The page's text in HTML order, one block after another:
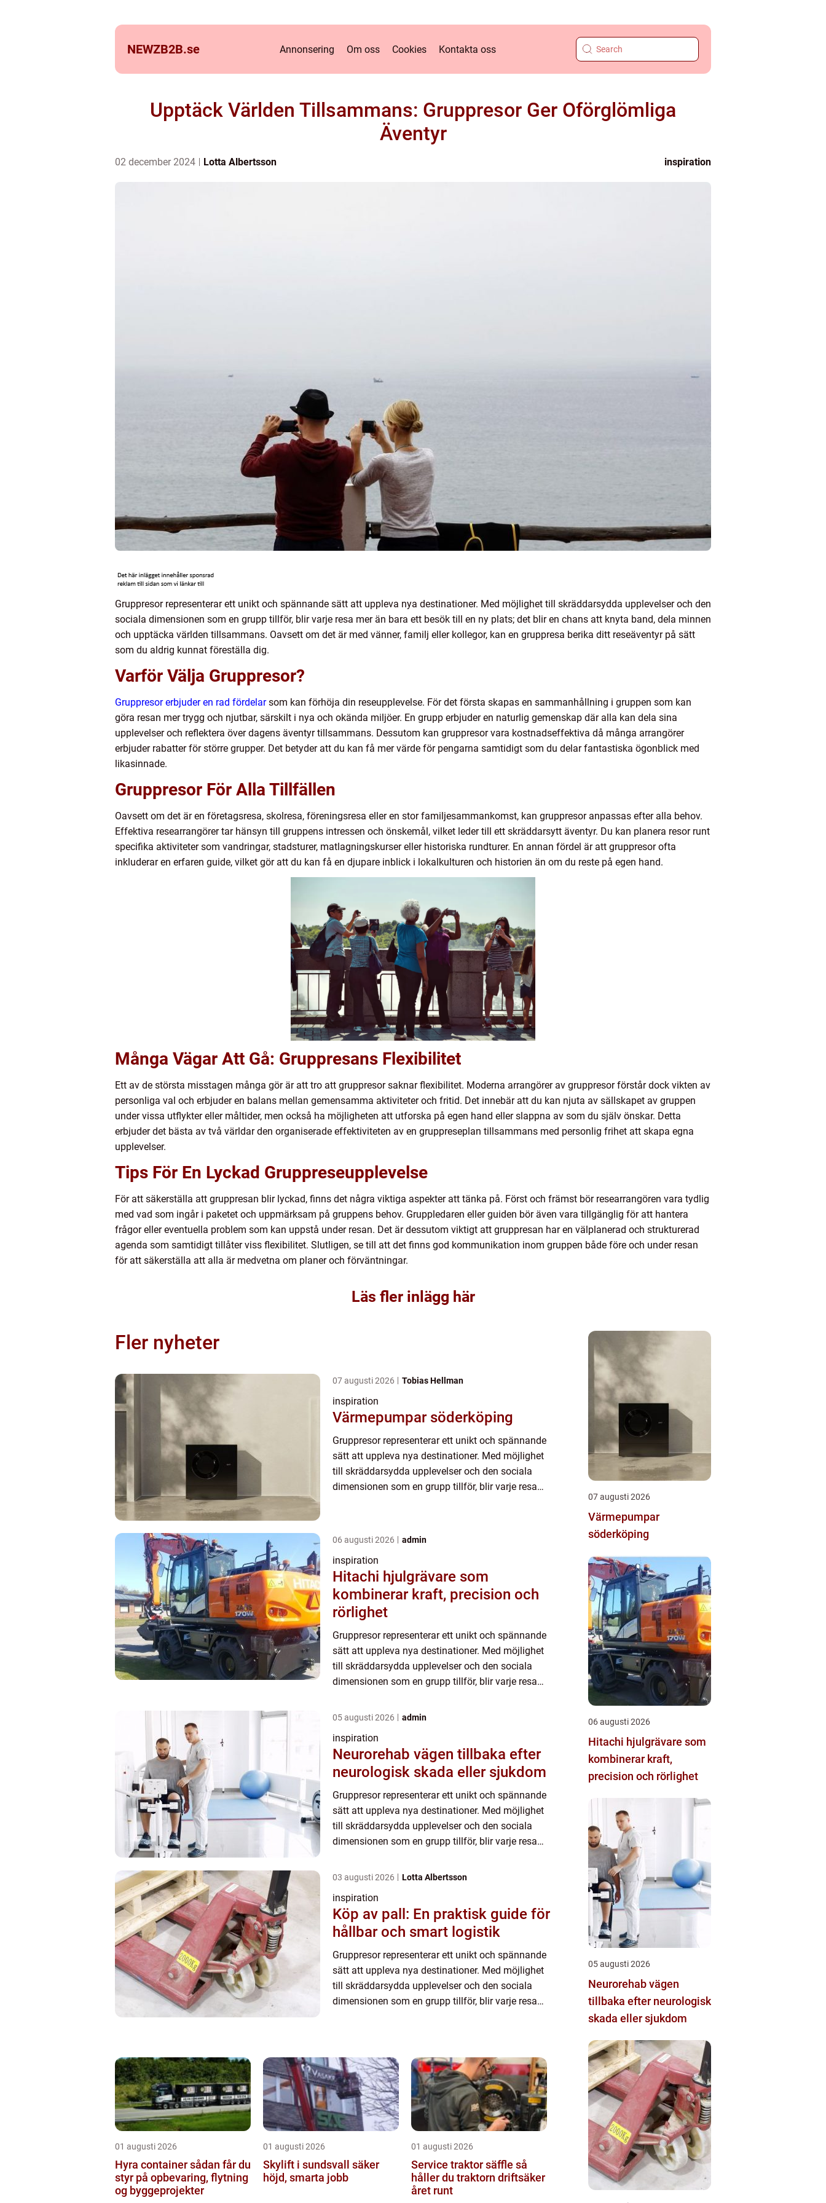
NEWZB2B.se Annonsering Om oss Cookies Kontakta oss
Upptäck Världen Tillsammans: Gruppresor Ger Oförglömliga
Äventyr
02 december 2024 Lotta Albertsson inspiration
Gruppresor representerar ett unikt och spännande sätt att uppleva nya destinationer. Med möjlighet till skräddarsydda upplevelser och den
sociala dimensionen som en grupp tillför, blir varje resa mer än bara ett besök till en ny plats; det blir en chans att knyta band, dela minnen
och upptäcka världen tillsammans. Oavsett om det är med vänner, familj eller kollegor, kan en gruppresa berika ditt reseäventyr på sätt
som du aldrig kunnat föreställa dig.
Varför Välja Gruppresor?
Gruppresor erbjuder en rad fördelarsom kan förhöja din reseupplevelse. För det första skapas en sammanhållning i gruppen som kan
göra resan mer trygg och njutbar, särskilt i nya och okända miljöer. En grupp erbjuder en naturlig gemenskap där alla kan dela sina
upplevelser och reflektera över dagens äventyr tillsammans. Dessutom kan gruppresor vara kostnadseffektiva då många arrangörer
erbjuder rabatter för större grupper. Det betyder att du kan få mer värde för pengarna samtidigt som du delar fantastiska ögonblick med
likasinnade.
Gruppresor För Alla Tillfällen
Oavsett om det är en företagsresa, skolresa, föreningsresa eller en stor familjesammankomst, kan gruppresor anpassas efter alla behov.
Effektiva researrangörer tar hänsyn till gruppens intressen och önskemål, vilket leder till ett skräddarsytt äventyr. Du kan planera resor runt
specifika aktiviteter som vandringar, stadsturer, matlagningskurser eller historiska rundturer. En annan fördel är att gruppresor ofta
inkluderar en erfaren guide, vilket gör att du kan få en djupare inblick i lokalkulturen och historien än om du reste på egen hand.
Många Vägar Att Gå: Gruppresans Flexibilitet
Ett av de största misstagen många gör är att tro att gruppresor saknar flexibilitet. Moderna arrangörer av gruppresor förstår dock vikten av
personliga val och erbjuder en balans mellan gemensamma aktiviteter och fritid. Det innebär att du kan njuta av sällskapet av gruppen
under vissa utflykter eller måltider, men också ha möjligheten att utforska på egen hand eller slappna av som du själv önskar. Detta
erbjuder det bästa av två världar den organiserade effektiviteten av en gruppreseplan tillsammans med personlig frihet att skapa egna
upplevelser.
Tips För En Lyckad Gruppreseupplevelse
För att säkerställa att gruppresan blir lyckad, finns det några viktiga aspekter att tänka på. Först och främst bör researrangören vara tydlig
med vad som ingår i paketet och uppmärksam på gruppens behov. Gruppledaren eller guiden bör även vara tillgänglig för att hantera
frågor eller eventuella problem som kan uppstå under resan. Det är dessutom viktigt att gruppresan har en välplanerad och strukturerad
agenda som samtidigt tillåter viss flexibilitet. Slutligen, se till att det finns god kommunikation inom gruppen både före och under resan
för att säkerställa att alla är medvetna om planer och förväntningar.
Läs fler inlägg här
Fler nyheter
07 augusti 2026 Tobias Hellman
inspiration
Värmepumpar söderköping
Gruppresor representerar ett unikt och spännande
sätt att uppleva nya destinationer. Med möjlighet
till skräddarsydda upplevelser och den sociala
dimensionen som en grupp tillför, blir varje resa
06 augusti 2026 admin
inspiration
Hitachi hjulgrävare som
kombinerar kraft, precision och
rörlighet
Gruppresor representerar ett unikt och spännande
sätt att uppleva nya destinationer. Med möjlighet
till skräddarsydda upplevelser och den sociala
dimensionen som en grupp tillför, blir varje resa
05 augusti 2026 admin
inspiration
Neurorehab vägen tillbaka efter
neurologisk skada eller sjukdom
Gruppresor representerar ett unikt och spännande
sätt att uppleva nya destinationer. Med möjlighet
till skräddarsydda upplevelser och den sociala
dimensionen som en grupp tillför, blir varje resa
03 augusti 2026 Lotta Albertsson
inspiration
Köp av pall: En praktisk guide för
hållbar och smart logistik
Gruppresor representerar ett unikt och spännande
sätt att uppleva nya destinationer. Med möjlighet
till skräddarsydda upplevelser och den sociala
dimensionen som en grupp tillför, blir varje resa
01 augusti 2026
Hyra container sådan får du
styr på opbevaring, flytning
og byggeprojekter
01 augusti 2026
Skylift i sundsvall säker
höjd, smarta jobb
01 augusti 2026
Service traktor säffle så
håller du traktorn driftsäker
året runt
07 augusti 2026
Värmepumpar
söderköping
06 augusti 2026
Hitachi hjulgrävare som
kombinerar kraft,
precision och rörlighet
05 augusti 2026
Neurorehab vägen
tillbaka efter neurologisk
skada eller sjukdom